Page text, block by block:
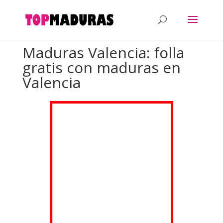
Maduras Valencia: folla
gratis con maduras en
Valencia